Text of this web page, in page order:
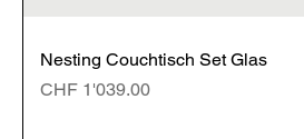
Nesting Couchtisch Set Glas
Preis
CHF 1'039.00